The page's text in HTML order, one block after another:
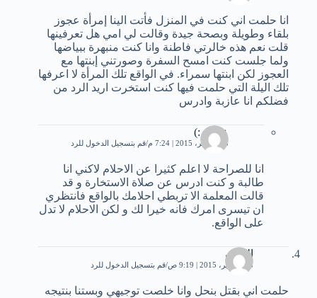
انا حلمت اني كنت في المنزل فأتت الينا إمرأة عجوز
بلقاء وطويلة وبصحة جيدة وقالت لي امي هل تعرفينها
قلت نعم هذه خالرتي فاطنة وانا كنت منبهرة ببياضها
ولما جلست كنت امسح السفرة وصورتني إبنتها مع
العجوز لكن ابنتها سمراء. في الواقع تلك المرأة لا اعرفها
تلك اليلة التي حلمت فيها كنت استخرت اريد الرد من
فضلكم انا عازبة وادرس
عابرة :)
18 نوفمبر، 2015 | 7:24 م قم بتسجيل الدخول للرد
انا للصراحة لا اعلم كثيرا عن الاحلام لاكني انا
طالبة و كنت ادرس عن صلاة الاستخارة و قد
قالت المعلمة الا تربطي احلامك بالواقع فانتظري
ان تيسرى امرك فانه خيرا لك و لكن الاحلام لا تدل
على الواقع.
الحزن
28 سبتمبر، 2015 | 9:19 ص قم بتسجيل الدخول للرد
حلمت اني بقتل بنحل وانا خلصت توجيهي وبستنا بنتيجه